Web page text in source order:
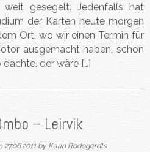
gesegelt. Jedenfalls hat
der Karten heute morgen
Ort, wo wir einen Termin für
ausgemacht haben, schon
der wäre […]
– Leirvik
27.06.2011 by Karin Rodegerdts